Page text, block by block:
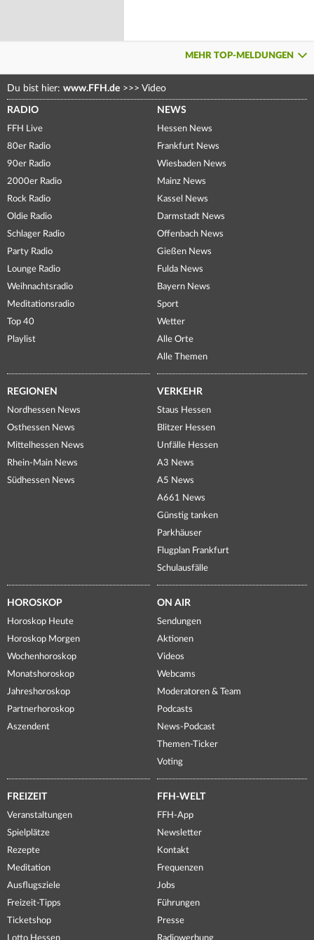
MEHR TOP-MELDUNGEN
Du bist hier: www.FFH.de >>> Video
RADIO
FFH Live
80er Radio
90er Radio
2000er Radio
Rock Radio
Oldie Radio
Schlager Radio
Party Radio
Lounge Radio
Weihnachtsradio
Meditationsradio
Top 40
Playlist
NEWS
Hessen News
Frankfurt News
Wiesbaden News
Mainz News
Kassel News
Darmstadt News
Offenbach News
Gießen News
Fulda News
Bayern News
Sport
Wetter
Alle Orte
Alle Themen
REGIONEN
Nordhessen News
Osthessen News
Mittelhessen News
Rhein-Main News
Südhessen News
VERKEHR
Staus Hessen
Blitzer Hessen
Unfälle Hessen
A3 News
A5 News
A661 News
Günstig tanken
Parkhäuser
Flugplan Frankfurt
Schulausfälle
HOROSKOP
Horoskop Heute
Horoskop Morgen
Wochenhoroskop
Monatshoroskop
Jahreshoroskop
Partnerhoroskop
Aszendent
ON AIR
Sendungen
Aktionen
Videos
Webcams
Moderatoren & Team
Podcasts
News-Podcast
Themen-Ticker
Voting
FREIZEIT
Veranstaltungen
Spielplätze
Rezepte
Meditation
Ausflugsziele
Freizeit-Tipps
Ticketshop
Lotto Hessen
FFH-WELT
FFH-App
Newsletter
Kontakt
Frequenzen
Jobs
Führungen
Presse
Radiowerbung